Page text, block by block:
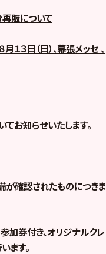
販について
月１３日（日）、幕張メッセ 、
お知らせいたします。
が確認されたものにつきま
加券付き、オリジナルクレ
ます。